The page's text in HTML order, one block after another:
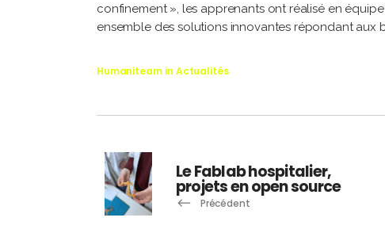
confinement », les apprenants ont réalisé en
ensemble des solutions innovantes répondant aux
Humaniteam in Actualités
Le Fablab hospitalier,
projets en open source
Précédent